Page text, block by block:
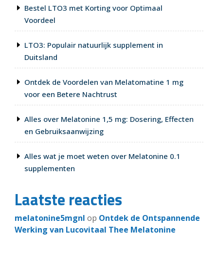
Bestel LTO3 met Korting voor Optimaal
Voordeel
LTO3: Populair natuurlijk supplement in
Duitsland
Ontdek de Voordelen van Melatomatine 1 mg
voor een Betere Nachtrust
Alles over Melatonine 1,5 mg: Dosering, Effecten
en Gebruiksaanwijzing
Alles wat je moet weten over Melatonine 0.1
supplementen
Laatste reacties
melatonine5mgnl op Ontdek de Ontspannende
Werking van Lucovitaal Thee Melatonine